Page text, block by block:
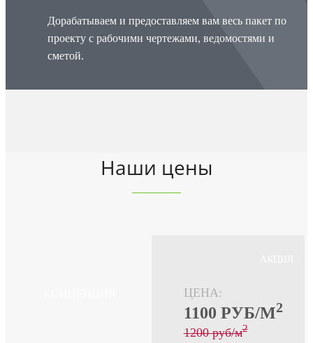
Дорабатываем и предоставляем вам весь пакет по
проекту с рабочими чертежами, ведомостями и
сметой.
Наши цены
ЦЕНА:
1100 PУБ/М2
1200 pуб/м2